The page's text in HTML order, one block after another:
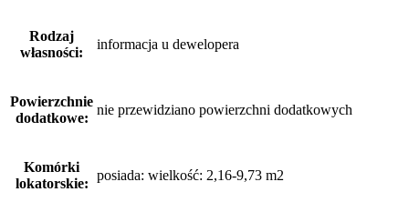
Rodzaj
własności:
informacja u dewelopera
Powierzchnie
dodatkowe:
nie przewidziano powierzchni dodatkowych
Komórki
lokatorskie:
posiada: wielkość: 2,16-9,73 m2